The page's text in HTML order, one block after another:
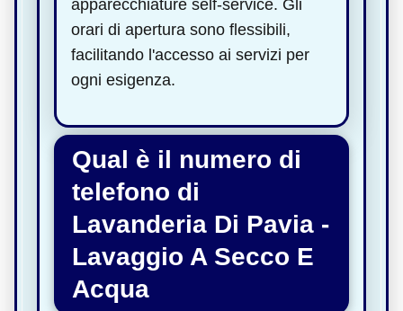
apparecchiature self-service. Gli
orari di apertura sono flessibili,
facilitando l'accesso ai servizi per
ogni esigenza.
Qual è il numero di
telefono di
Lavanderia Di Pavia -
Lavaggio A Secco E
Acqua